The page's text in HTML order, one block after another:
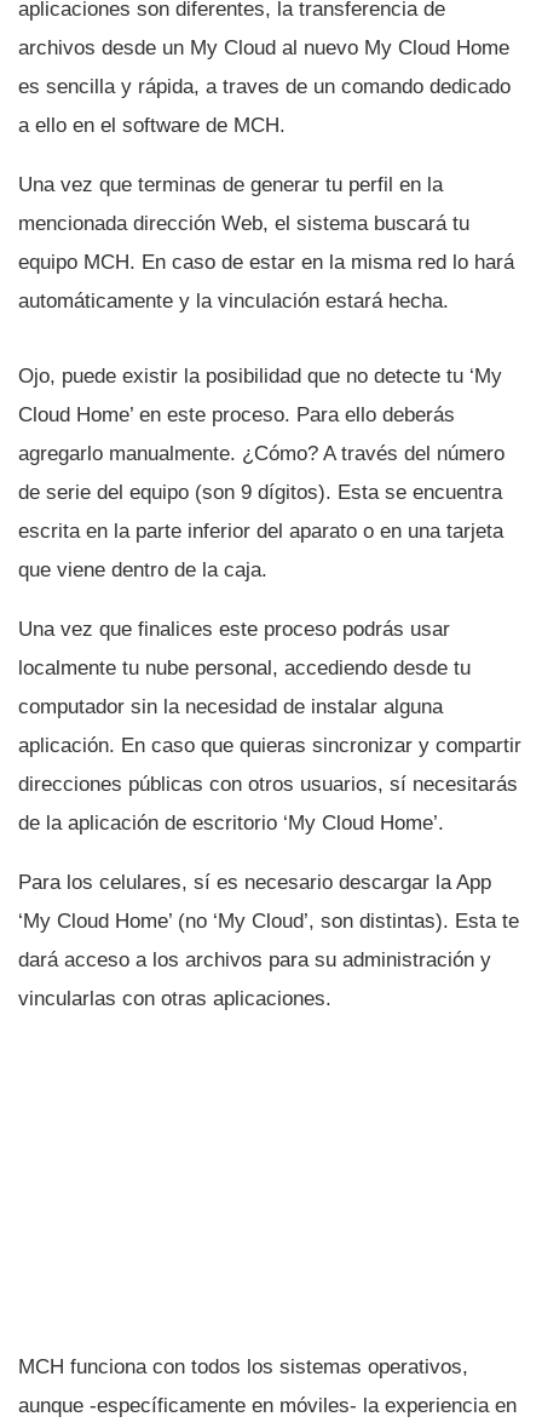
aplicaciones son diferentes, la transferencia de
archivos desde un My Cloud al nuevo My Cloud Home
es sencilla y rápida, a traves de un comando dedicado
a ello en el software de MCH.
Una vez que terminas de generar tu perfil en la
mencionada dirección Web, el sistema buscará tu
equipo MCH. En caso de estar en la misma red lo hará
automáticamente y la vinculación estará hecha.
Ojo, puede existir la posibilidad que no detecte tu ‘My
Cloud Home’ en este proceso. Para ello deberás
agregarlo manualmente. ¿Cómo? A través del número
de serie del equipo (son 9 dí­gitos). Esta se encuentra
escrita en la parte inferior del aparato o en una tarjeta
que viene dentro de la caja.
Una vez que finalices este proceso podrás usar
localmente tu nube personal, accediendo desde tu
computador sin la necesidad de instalar alguna
aplicación. En caso que quieras sincronizar y compartir
direcciones públicas con otros usuarios, sí­ necesitarás
de la aplicación de escritorio ‘My Cloud Home’.
Para los celulares, sí­ es necesario descargar la App
‘My Cloud Home’ (no ‘My Cloud’, son distintas). Esta te
dará acceso a los archivos para su administración y
vincularlas con otras aplicaciones.
MCH funciona con todos los sistemas operativos,
aunque -especí­ficamente en móviles- la experiencia en